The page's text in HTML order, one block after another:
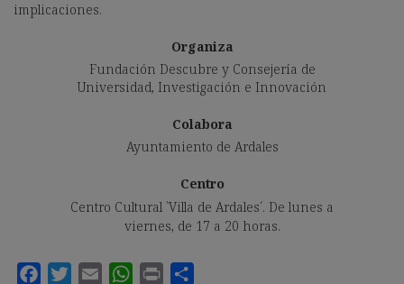
implicaciones.
Organiza
Fundación Descubre y Consejería de
Universidad, Investigación e Innovación
Colabora
Ayuntamiento de Ardales
Centro
Centro Cultural `Villa de Ardales´. De lunes a
viernes, de 17 a 20 horas.